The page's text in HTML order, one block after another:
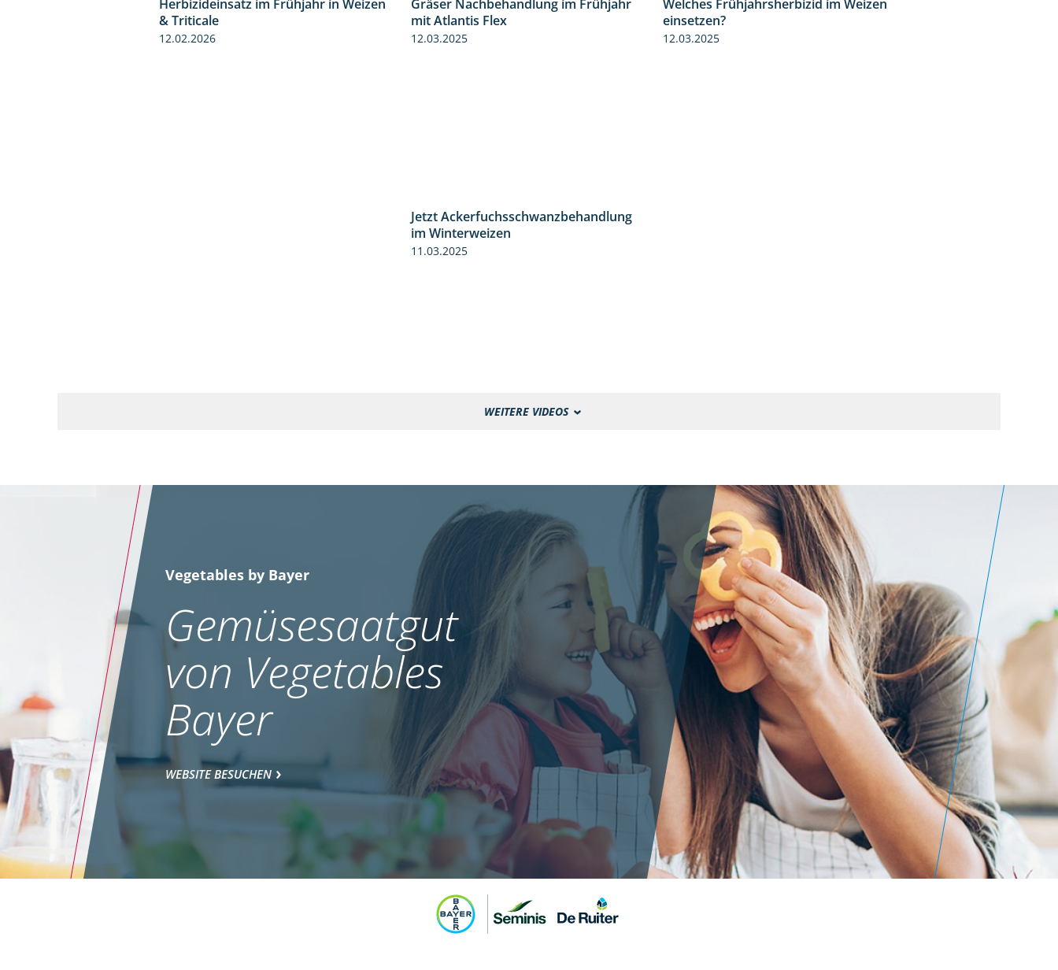
Herbizideinsatz im Frühjahr in Weizen
& Triticale
12.02.2026
1:33
Gräser Nachbehandlung im Frühjahr
mit Atlantis Flex
12.03.2025
Welches Frühjahrsherbizid im Weizen
einsetzen?
12.03.2025
1:10
Jetzt Ackerfuchsschwanzbehandlung
im Winterweizen
11.03.2025
WEITERE VIDEOS
Vegetables by Bayer
Gemüsesaatgut
von Vegetables
Bayer
WEBSITE BESUCHEN